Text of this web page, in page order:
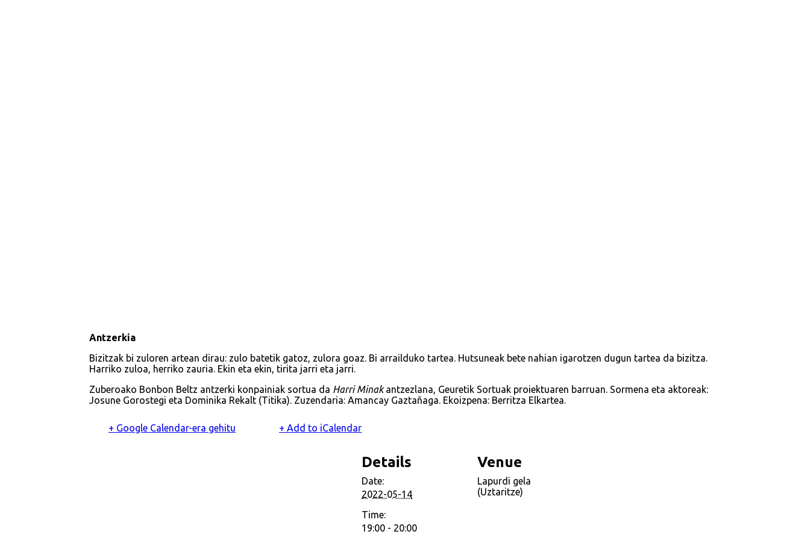
Antzerkia
Bizitzak bi zuloren artean dirau: zulo batetik gatoz, zulora goaz. Bi arrailduko tartea. Hutsuneak bete nahian igarotzen dugun tartea da bizitza.
Harriko zuloa, herriko zauria. Ekin eta ekin, tirita jarri eta jarri.
Zuberoako Bonbon Beltz antzerki konpainiak sortua da Harri Minakantzezlana, Geuretik Sortuak proiektuaren barruan. Sormena eta aktoreak:
Josune Gorostegi eta Dominika Rekalt (Titika). Zuzendaria: Amancay Gaztañaga. Ekoizpena: Berritza Elkartea.
+ Google Calendar-era gehitu + Add to iCalendar
Details
Date:
2022-05-14
Time:
19:00 - 20:00
Venue
Lapurdi gela
(Uztaritze)